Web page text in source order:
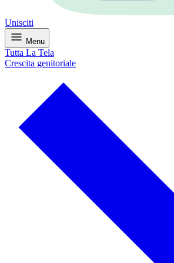
Unisciti
Menu
Tutta La Tela
Crescita genitoriale